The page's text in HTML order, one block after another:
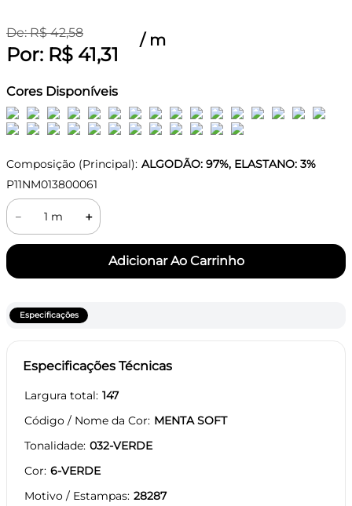
De:R$ 42,58
Por: R$ 41,31
/ m
Cores Disponíveis
Composição (Principal): ALGODÃO: 97%, ELASTANO: 3%
P11NM013800061
＋
－
Especificações
Especificações Técnicas
Largura total 147
Código / Nome da Cor MENTA SOFT
Tonalidade 032-VERDE
Cor 6-VERDE
Motivo / Estampas 28287